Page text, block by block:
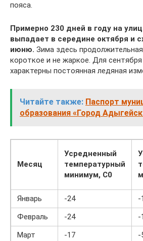
пояса.
Примерно 230 дней в году на
выпадает в середине октября и
июню. Зима здесь
короткое и не жаркое. Для
характерны постоянная ледяная
Читайте также: Паспорт
образования «Город
Месяц
Усредненный
температурный
минимум, С0
Январь -24 -
Февраль
-24 -
Март
-17 -